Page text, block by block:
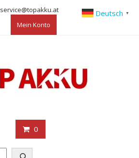
service@topakku.at
Mein Konto
0
Deutsch ▼